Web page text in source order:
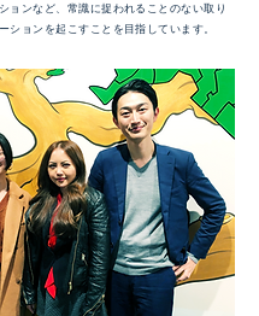
ョンなど、常識に捉われることのない取り
ションを起こすことを目指しています。